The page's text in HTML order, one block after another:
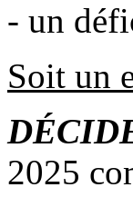
- un
Soit un
2025